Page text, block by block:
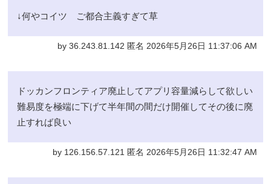
↓何やコイツ ご都合主義すぎて草
by 36.243.81.142 匿名 2026年5月26日 11:37:06 AM
ドッカンフロンティア廃止してアプリ容量減らして欲しい
難易度を極端に下げて半年間の間だけ開催してその後に廃
止すれば良い
by 126.156.57.121 匿名 2026年5月26日 11:32:47 AM